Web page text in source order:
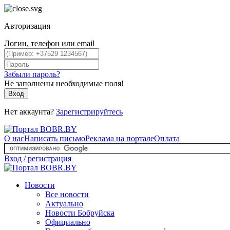
Авторизация
Логин, телефон или email
Забыли пароль?
Не заполнены необходимые поля!
Вход
Нет аккаунта? Зарегистрируйтесь
О насНаписать письмоРеклама на порталеОплата
Вход / регистрация
Новости
Все новости
Актуально
Новости Бобруйска
Официально